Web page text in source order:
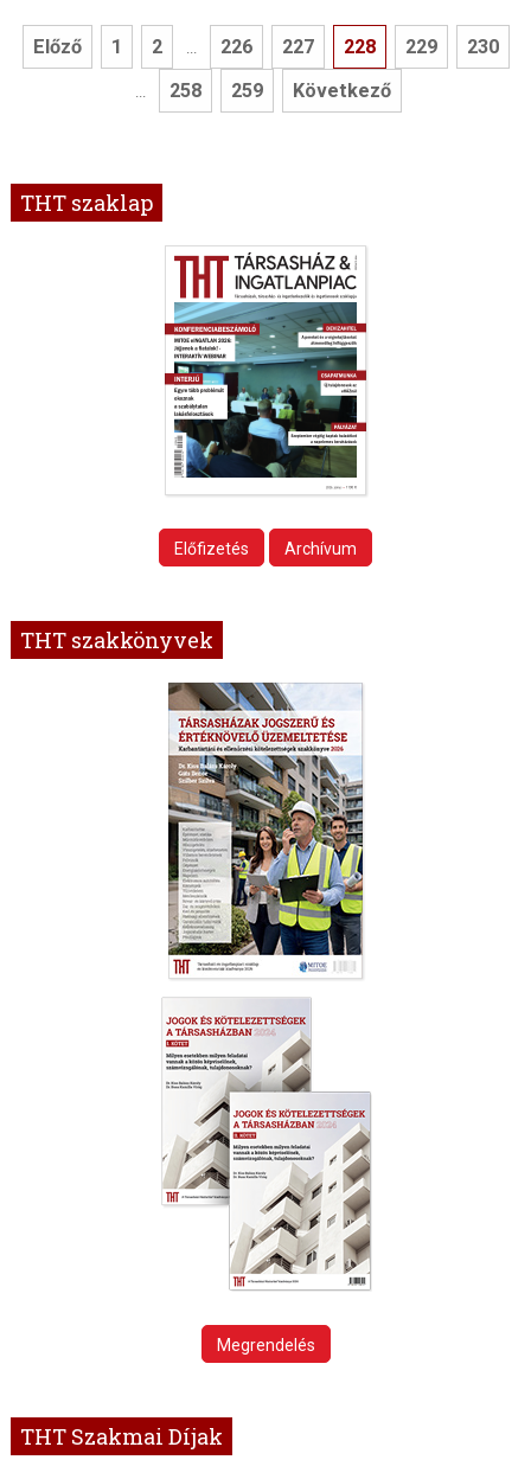
Előző 1 2 ... 226 227 228 229 230
... 258 259 Következő
THT szaklap
Előfizetés Archívum
THT szakkönyvek
Megrendelés
THT Szakmai Díjak